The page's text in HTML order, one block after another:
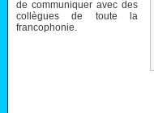
de communiquer avec des
collègues de toute la
francophonie.